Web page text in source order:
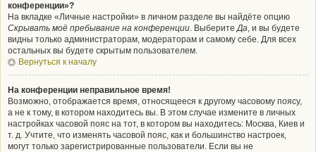
конференции»?
На вкладке «Личные настройки» в личном разделе вы найдёте опцию
Скрывать моё пребывание на конференции. ВыберитеДа, и вы будете
видны только администраторам, модераторам и самому себе. Для всех
остальных вы будете скрытым пользователем.
Вернуться к началу
На конференции неправильное время!
Возможно, отображается время, относящееся к другому часовому поясу,
а не к тому, в котором находитесь вы. В этом случае измените в личных
настройках часовой пояс на тот, в котором вы находитесь: Москва, Киев и
т. д. Учтите, что изменять часовой пояс, как и большинство настроек,
могут только зарегистрированные пользователи. Если вы не